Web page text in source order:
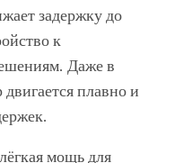
задержку до
к
Даже в
плавно и